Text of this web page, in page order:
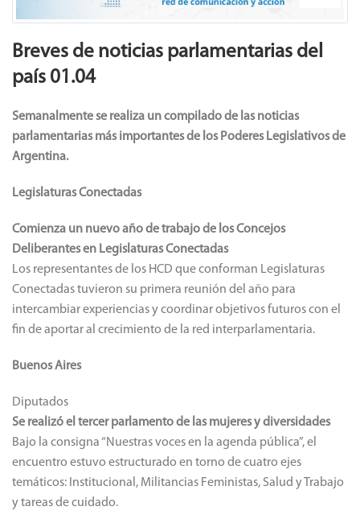
Breves de noticias parlamentarias del
país 01.04
Semanalmentese realiza un compilado de las noticias
parlamentarias más importantes de los Poderes Legislativos de
Argentina.
Legislaturas Conectadas
Comienza un nuevo año de trabajo de los Concejos
Deliberantes en Legislaturas Conectadas
Los representantes de los HCD que conforman Legislaturas
Conectadas tuvieron su primera reunión del año para
intercambiar experiencias y coordinar objetivos futuros con el
fin de aportar al crecimiento de la red interparlamentaria.
Buenos Aires
Diputados
Se realizó el tercer parlamento de las mujeres y diversidades
Bajo la consigna “Nuestras voces en la agenda pública”, el
encuentro estuvo estructurado en torno de cuatro ejes
temáticos: Institucional, Militancias Feministas, Salud y Trabajo
y tareas de cuidado.